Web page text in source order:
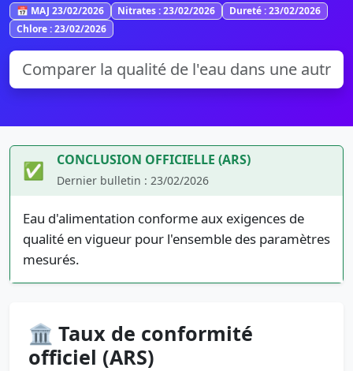
📅 MAJ 23/02/2026 Nitrates : 23/02/2026
Dureté : 23/02/2026
Chlore : 23/02/2026
✅ CONCLUSION OFFICIELLE (ARS)
Dernier bulletin : 23/02/2026
Eau d'alimentation conforme aux exigences de
qualité en vigueur pour l'ensemble des paramètres
mesurés.
🏛️ Taux de conformité
officiel (ARS)